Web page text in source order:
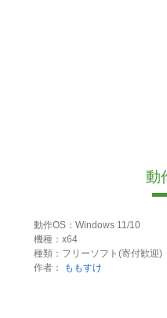
動
動作OS：Windows 11/10
機種：x64
種類：フリーソフト(寄付歓迎)
作者：
ももすけ